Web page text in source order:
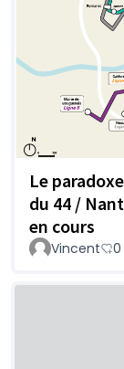
Le
du 44 /
en cours
Vincent 0